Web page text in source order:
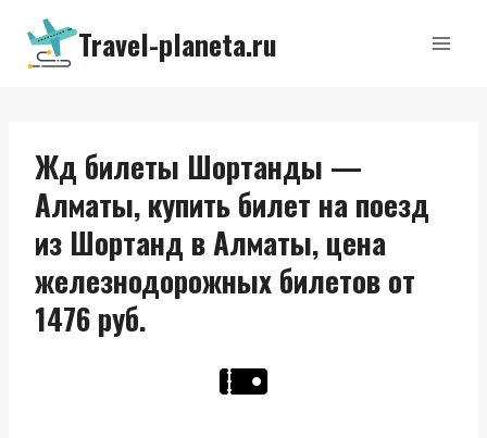
Перейти
содержимому
Travel-planeta.ru
Жд билеты Шортанды —
Алматы, купить билет на поезд
из Шортанд в Алматы, цена
железнодорожных билетов от
1476 руб.